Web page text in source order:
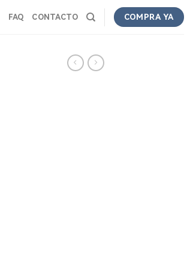
FAQ CONTACTO COMPRA YA